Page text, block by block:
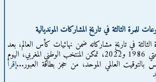
للمرة الثالثة في تاريخ المشاركات المونديالية
الثالثة في تاريخ مشاركاته ضمن نهائيات كأس العالم، بعد
نسختي 1986 و2022، تمكن المنتخب الوطني المغربي، اليوم
بالتوقيت العالمي الموحد، من حجز بطاقة العبور...إقرأ